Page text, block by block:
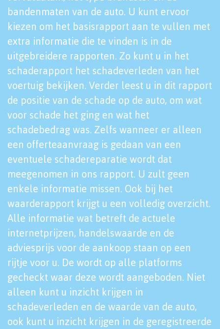
bandenmaten van de auto. U kunt ervoor
kiezen om het basisrapport aan te vullen met
extra informatie die te vinden is in de
uitgebreidere rapporten. Zo kunt u in het
schaderapport het schadeverleden van het
voertuig bekijken. Verder leest u in dit rapport
de positie van de schade op de auto, om wat
voor schade het ging en wat het
schadebedrag was. Zelfs wanneer er alleen
een offerteaanvraag is gedaan van een
eventuele schadereparatie wordt dat
meegenomen in ons rapport. U zult geen
enkele informatie missen. Ook bij het
waarderapport krijgt u een volledig overzicht.
Alle informatie wat betreft de actuele
internetprijzen, handelswaarde en de
adviesprijs voor de aankoop staan op een
rijtje voor u. De wordt op alle platforms
gecheckt waar deze wordt aangeboden. Niet
alleen kunt u inzicht krijgen in
schadeverleden en de waarde van de auto,
ook kunt u inzicht krijgen in de geregistreerde